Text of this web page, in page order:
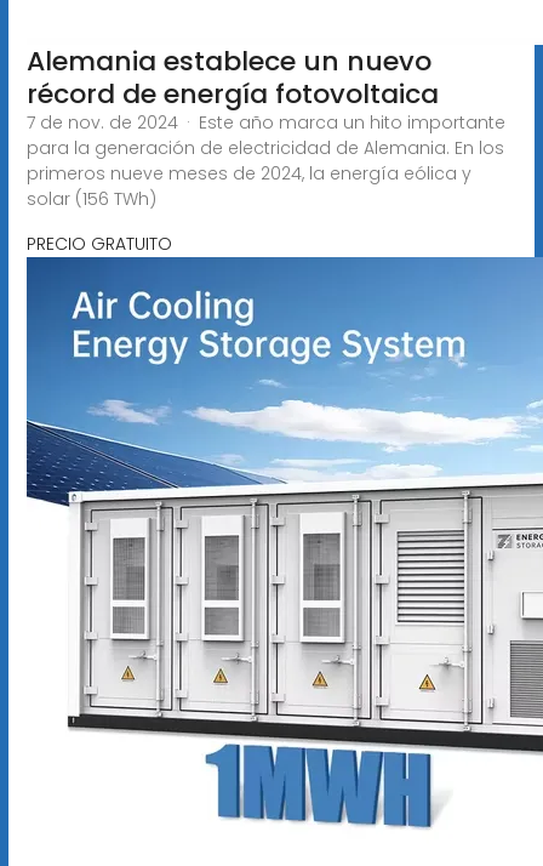
Alemania establece un nuevo
récord de energía fotovoltaica
7 de nov. de 2024 · Este año marca un hito importante
para la generación de electricidad de Alemania. En los
primeros nueve meses de 2024, la energía eólica y
solar (156 TWh)
PRECIO GRATUITO